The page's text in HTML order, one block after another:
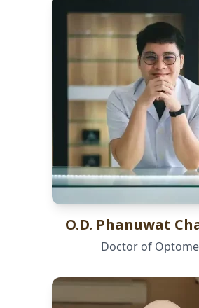
O.D. Phanuwat
Doctor of